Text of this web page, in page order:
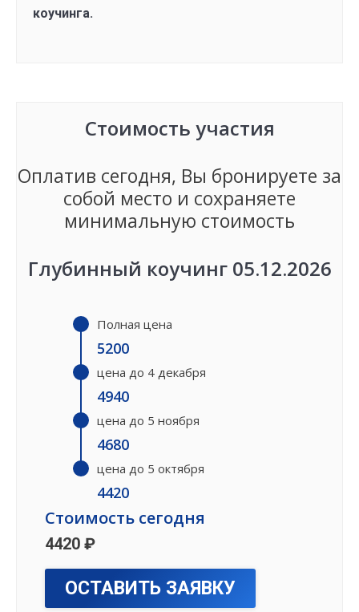
коучинга.
Стоимость участия
Оплатив сегодня, Вы бронируете за
собой место и сохраняете
минимальную стоимость
Глубинный коучинг 05.12.2026
Полная цена
5200
цена до 4 декабря
4940
цена до 5 ноября
4680
цена до 5 октября
4420
Стоимость сегодня
4420 ₽
ОСТАВИТЬ ЗАЯВКУ